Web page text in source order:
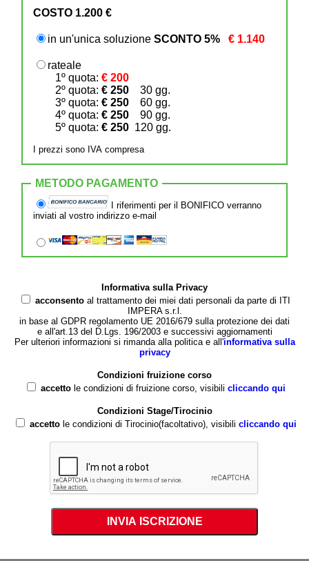
COSTO 1.200€
in un'unica soluzione SCONTO 5% € 1.140
rateale
1º quota: € 200
2º quota: € 25030 gg.
3º quota: € 25060 gg.
4º quota: € 25090 gg.
5º quota: € 250120 gg.
I prezzi sono IVA compresa
METODO PAGAMENTO
I riferimenti per il BONIFICO verranno
inviati al vostro indirizzo e-mail
Informativa sulla Privacy
acconsento al trattamento dei miei dati personali da parte di ITI
IMPERA s.r.l.
in base al GDPR regolamento UE 2016/679 sulla protezione dei dati
e all'art.13 del D.Lgs. 196/2003 e successivi aggiornamenti
Per ulteriori informazioni si rimanda alla politica e all'informativa sulla
privacy
Condizioni fruizione corso
accettole condizioni di fruizione corso, visibili cliccando qui
Condizioni Stage/Tirocinio
accettole condizioni di Tirocinio(facoltativo), visibili cliccando qui